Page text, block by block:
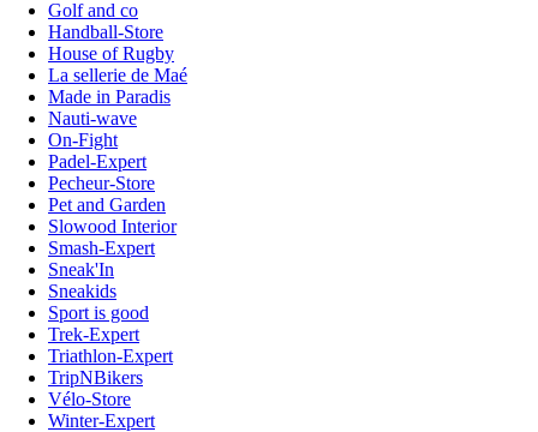
Golf and co
Handball-Store
House of Rugby
La sellerie de Maé
Made in Paradis
Nauti-wave
On-Fight
Padel-Expert
Pecheur-Store
Pet and Garden
Slowood Interior
Smash-Expert
Sneak'In
Sneakids
Sport is good
Trek-Expert
Triathlon-Expert
TripNBikers
Vélo-Store
Winter-Expert